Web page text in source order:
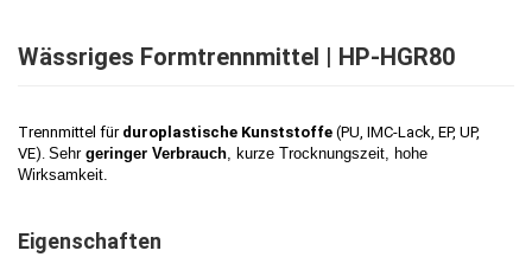
Wässriges Formtrennmittel | HP-HGR80
Trennmittel für duroplastische Kunststoffe (PU, IMC-Lack, EP, UP,
VE). Sehr geringer Verbrauch kurze Trocknungszeit, hohe
Wirksamkeit.
Eigenschaften